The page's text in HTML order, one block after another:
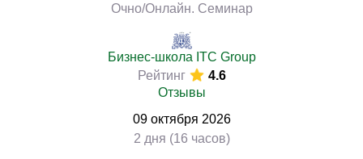
Очно/Онлайн. Семинар
Бизнес-школа ITC Group
Рейтинг
4.6
Отзывы
09 октября 2026
2 дня (16 часов)